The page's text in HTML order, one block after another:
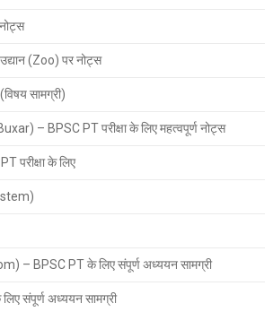
उद्यान (Zoo) पर नोट्स
सामग्री)
– BPSC PT परीक्षा के लिए महत्वपूर्ण नोट्स
परीक्षा के लिए
– BPSC PT के लिए संपूर्ण अध्ययन सामग्री
संपूर्ण अध्ययन सामग्री